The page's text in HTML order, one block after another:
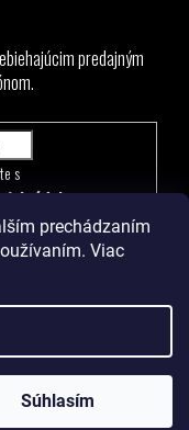
prechádzaním
Viac
Súhlasím
predajným
údajov
Adatelier